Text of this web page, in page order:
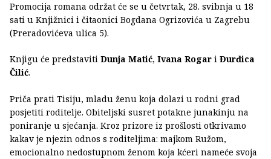
Promocija romana održat će se u četvrtak, 28. svibnja u 18
sati u Knjižnici i čitaonici Bogdana Ogrizovića u Zagrebu
(Preradovićeva ulica 5).
Knjigu će predstaviti Dunja Matić, Ivana Rogar i Đurđica
Čilić.
Priča prati Tisiju, mladu ženu koja dolazi u rodni grad
posjetiti roditelje. Obiteljski susret potakne junakinju na
poniranje u sjećanja. Kroz prizore iz prošlosti otkrivamo
kakav je njezin odnos s roditeljima: majkom Ružom,
emocionalno nedostupnom ženom koja kćeri nameće svoja